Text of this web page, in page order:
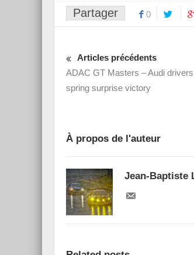
Partager 0
Articles précédents
ADAC GT Masters – Audi
spring surprise victory
À propos de l'auteur
Jean-Baptiste